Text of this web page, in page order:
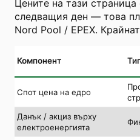
Цените на тази страница
следващия ден — това
Nord Pool / EPEX.
Компонент
Спот цена на едро
Данък / акциз върху
електроенергията